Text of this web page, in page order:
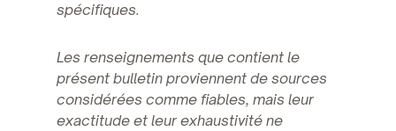
spécifiques.
Les renseignements que contient le
présent bulletin proviennent de sources
considérées comme fiables, mais leur
exactitude et leur exhaustivité ne